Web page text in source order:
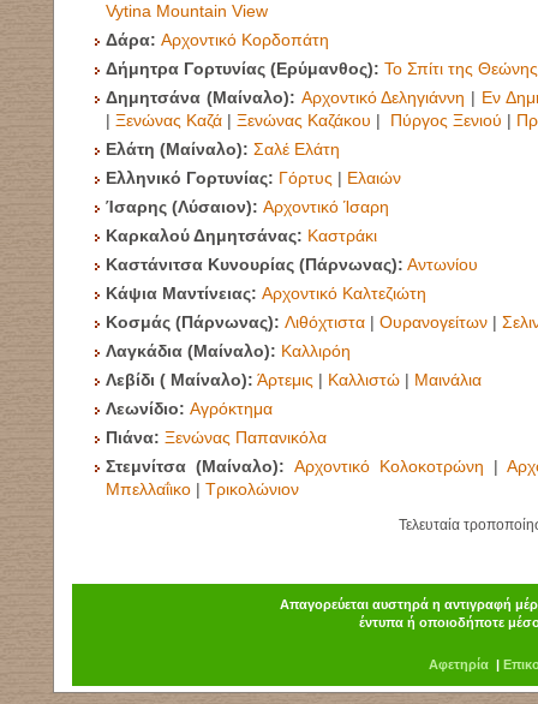
Vytina Mountain View
Δάρα: Αρχοντικό Κορδοπάτη
Δήμητρα Γορτυνίας (Ερύμανθος): Το Σπίτι της Θεώνης
Δημητσάνα (Μαίναλο): Αρχοντικό Δεληγιάννη | Εν
| Ξενώνας Καζά | Ξενώνας Καζάκου | Πύργος Ξενιού |
Ελάτη (Μαίναλο): Σαλέ Ελάτη
Ελληνικό Γορτυνίας: Γόρτυς | Ελαιών
Ίσαρης (Λύσαιον): Αρχοντικό Ίσαρη
Καρκαλού Δημητσάνας: Καστράκι
Καστάνιτσα Κυνουρίας (Πάρνωνας): Αντωνίου
Κάψια Μαντίνειας: Αρχοντικό Καλτεζιώτη
Κοσμάς (Πάρνωνας): Λιθόχτιστα | Ουρανογείτων |
Λαγκάδια (Μαίναλο): Καλλιρόη
Λεβίδι ( Μαίναλο): Άρτεμις | Καλλιστώ | Μαινάλια
Λεωνίδιο: Αγρόκτημα
Πιάνα: Ξενώνας Παπανικόλα
Στεμνίτσα (Μαίναλο): Αρχοντικό Κολοκοτρώνη |
Μπελλαΐικο | Τρικολώνιον
Τελευταία
Απαγορεύεται αυστηρά η αντιγραφή
έντυπα ή οποιοδήποτε
Αφετηρία|